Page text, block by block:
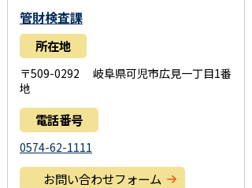
管財検査課
所在地
〒509-0292 岐阜県可児市広見一丁目1番
地
電話番号
0574-62-1111
お問い合わせフォーム